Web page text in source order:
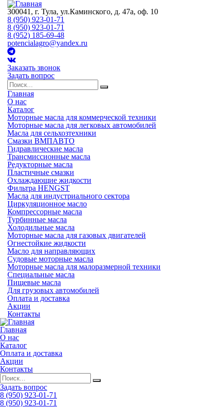
300041, г. Тула, ул.Каминского, д. 47а, оф. 10
8 (950) 923-01-71
8 (950) 923-01-71
8 (952) 185-69-48
potencialagro@yandex.ru
Заказать звонок
Задать вопрос
Главная
О нас
Каталог
Моторные масла для коммерческой техники
Моторные масла для легковых автомобилей
Масла для сельхозтехники
Смазки ВМПАВТО
Гидравлические масла
Трансмиссионные масла
Редукторные масла
Пластичные смазки
Охлаждающие жидкости
Фильтра HENGST
Масла для индустриального сектора
Циркуляционное масло
Компрессорные масла
Турбинные масла
Холодильные масла
Моторные масла для газовых двигателей
Огнестойкие жидкости
Масло для направляющих
Судовые моторные масла
Моторные масла для малоразмерной техники
Специальные масла
Пищевые масла
Для грузовых автомобилей
Оплата и доставка
Акции
Контакты
Главная
О нас
Каталог
Оплата и доставка
Акции
Контакты
Задать вопрос
8 (950) 923-01-71
8 (950) 923-01-71